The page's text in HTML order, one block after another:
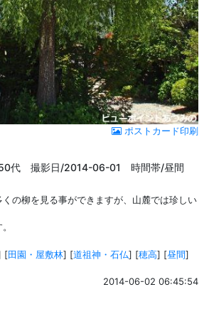
ポストカード印刷
代 撮影日/2014-06-01 時間帯/昼間
の柳を見る事ができますが、山麓では珍しい
[田園・屋敷林] [道祖神・石仏] [穂高] [昼間]
2014-06-02 06:45:54